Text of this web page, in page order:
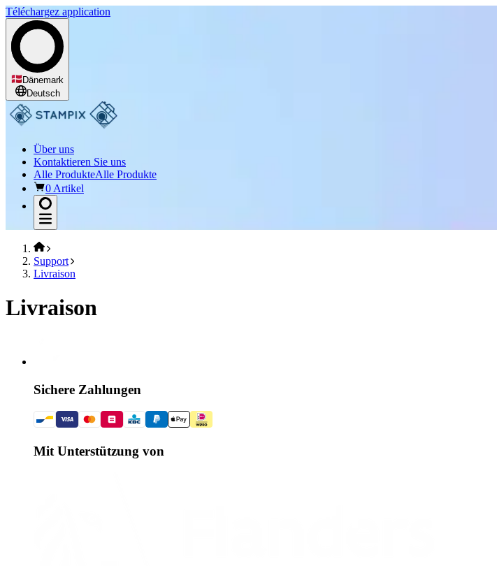
Téléchargez application
Dänemark
Deutsch
Über uns
Kontaktieren Sie uns
Alle ProdukteAlle Produkte
0 Artikel
Support
Livraison
Livraison
Sichere Zahlungen
Mit Unterstützung von